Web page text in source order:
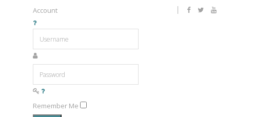
Account
Remember Me